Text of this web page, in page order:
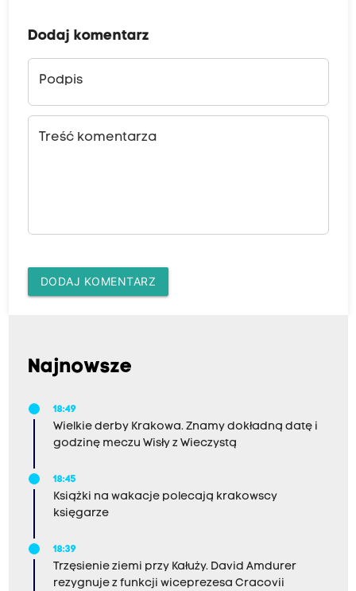
Dodaj komentarz
Podpis
Treść komentarza
DODAJ KOMENTARZ
Najnowsze
18:49
Wielkie derby Krakowa. Znamy dokładną datę i
godzinę meczu Wisły z Wieczystą
18:45
Książki na wakacje polecają krakowscy
księgarze
18:39
Trzęsienie ziemi przy Kałuży. David Amdurer
rezygnuje z funkcji wiceprezesa Cracovii